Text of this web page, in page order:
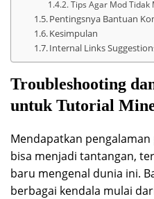
Tips Agar Mod
Pentingsnya Bantuan
Kesimpulan
Internal Links
Troubleshooting
untuk Tutorial
Mendapatkan
bisa menjadi tantangan,
baru mengenal dunia ini.
berbagai kendala mulai